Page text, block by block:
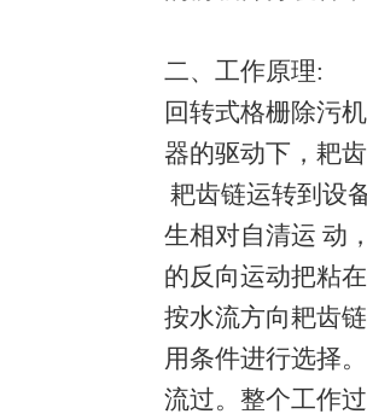
二、工作原理:
回转式格栅除污
器的驱动下，耙
耙齿链运转到设
生相对自清运 动
的反向运动把粘
按水流方向耙齿
用条件进行选择
流过。整个工作